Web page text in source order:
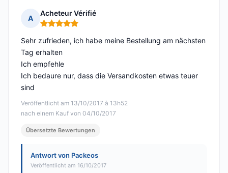
A
Acheteur Vérifié
Hinweis: 5 von 5
Veröffentlicht am 13/10/2017 à 13h52
nach einem Kauf von 04/10/2017
Sehr zufrieden, ich habe meine Bestellung am nächsten
Tag erhalten
Ich empfehle
Ich bedaure nur, dass die Versandkosten etwas teuer
sind
Übersetzte Bewertungen
Antwort von Packeos
Veröffentlicht am 16/10/2017